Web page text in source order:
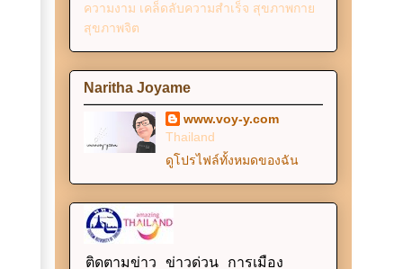
ความงาม เคล็ดลับความสำเร็จ สุขภาพกาย
สุขภาพจิต
Naritha Joyame
www.voy-y.com
Thailand
ดูโปรไฟล์ทั้งหมดของฉัน
ติดตามข่าว ข่าวด่วน การเมือง